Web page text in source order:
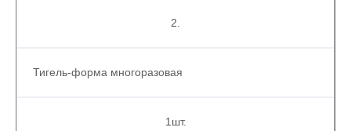
2.
Тигель-форма многоразовая
1шт.